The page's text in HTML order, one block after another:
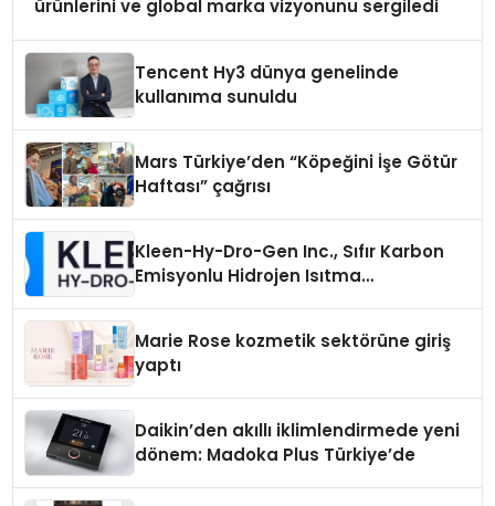
ürünlerini ve global marka vizyonunu sergiledi
Tencent Hy3 dünya genelinde
kullanıma sunuldu
Mars Türkiye’den “Köpeğini İşe Götür
Haftası” çağrısı
Kleen-Hy-Dro-Gen Inc., Sıfır Karbon
Emisyonlu Hidrojen Isıtma
Marie Rose kozmetik sektörüne giriş
yaptı
Daikin’den akıllı iklimlendirmede yeni
dönem: Madoka Plus Türkiye’de